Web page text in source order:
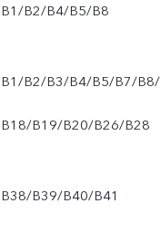
B1/B2/B4/B5/B8
B1/B2/B3/B4/B5/B7/B8/
B18/B19/B20/B26/B28
B38/B39/B40/B41